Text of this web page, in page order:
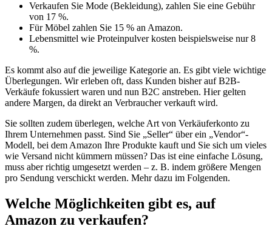
Verkaufen Sie Mode (Bekleidung), zahlen Sie eine Gebühr
von 17 %.
Für Möbel zahlen Sie 15 % an Amazon.
Lebensmittel wie Proteinpulver kosten beispielsweise nur 8
%.
Es kommt also auf die jeweilige Kategorie an. Es gibt viele wichtige
Überlegungen. Wir erleben oft, dass Kunden bisher auf B2B-
Verkäufe fokussiert waren und nun B2C anstreben. Hier gelten
andere Margen, da direkt an Verbraucher verkauft wird.
Sie sollten zudem überlegen, welche Art von Verkäuferkonto zu
Ihrem Unternehmen passt. Sind Sie „Seller“ über ein „Vendor“-
Modell, bei dem Amazon Ihre Produkte kauft und Sie sich um vieles
wie Versand nicht kümmern müssen? Das ist eine einfache Lösung,
muss aber richtig umgesetzt werden – z. B. indem größere Mengen
pro Sendung verschickt werden. Mehr dazu im Folgenden.
Welche Möglichkeiten gibt es, auf
Amazon zu verkaufen?